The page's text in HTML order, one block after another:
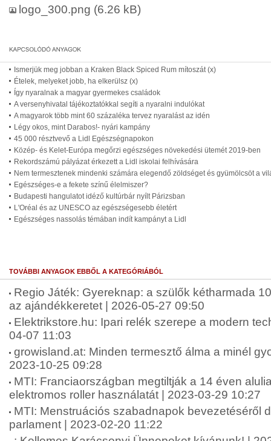
logo_300.png (6.26 kB)
Ismerjük meg jobban a Kraken Black Spiced Rum mítoszát (x)
Ételek, melyeket jobb, ha elkerülsz (x)
Így nyaralnak a magyar gyermekes családok
A versenyhivatal tájékoztatókkal segíti a nyaralni indulókat
A magyarok több mint 60 százaléka tervez nyaralást az idén
Légy okos, mint Darabos!- nyári kampány
45 000 résztvevő a Lidl Egészségnapokon
Közép- és Kelet-Európa megőrzi egészséges növekedési ütemét 2019-ben
Rekordszámú pályázat érkezett a Lidl iskolai felhívására
Nem termesztenek mindenki számára elegendő zöldséget és gyümölcsöt a
Egészséges-e a fekete színű élelmiszer?
Budapesti hangulatot idéző kultúrbár nyílt Párizsban
L'Oréal és az UNESCO az egészségesebb életért
Egészséges nassolás témában indít kampányt a Lidl
TOVÁBBI ANYAGOK EBBŐL A KATEGÓRIÁBÓL
Regio Játék: Gyereknap: a szülők kétharmada
az ajándékkeretet | 2026-05-27 09:50
Elektrikstore.hu: Ipari relék szerepe a modern
04-07 11:03
growisland.at: Minden termesztő álma a minél
2023-10-25 09:28
MTI: Franciaországban megtiltják a 14 éven
elektromos roller használatát | 2023-03-29 10:27
MTI: Menstruációs szabadnapok bevezetéséről
parlament | 2023-02-20 11:22